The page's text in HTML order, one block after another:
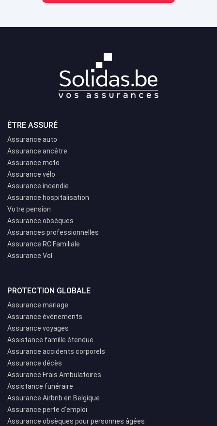
ÊTRE ASSURÉ
Assurance auto
Assurance ancêtre
Assurance moto
Assurance vélo
Assurance incendie
Assurance hospitalisation
Votre pension
Assurance obsèques
Assurances professionnelles
Assurance RC Familiale
Assurance Vol
PROTECTION GLOBALE
Assurance mariage
Assurance événements
Assurance voyages
Assistance famille étendue
Assurance accidents corporels
Assurance décès
Assurance Frais Ambulatoires
Assistance funéraire
Assurance Airbnb en Belgique
Assurance perte d’emploi
Assurance obsèques pour personnes âgées